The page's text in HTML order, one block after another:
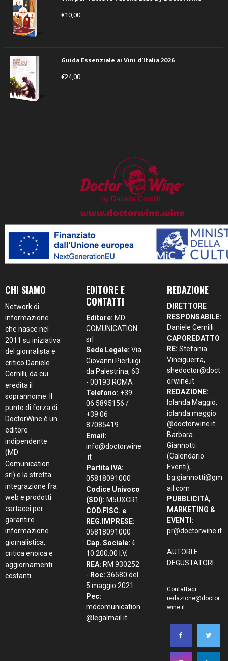
€10,00
Guida Essenziale ai Vini d’Italia 2026
€24,00
CHI SIAMO
Network di
informazione
che nasce nel
2011 su iniziativa
del giornalista e
critico Daniele
Cernilli, da cui
eredita il
soprannome. Il
punto di forza di
DoctorWine è un
editore
indipendente
(MD
Comunication
srl) e la stretta
integrazione fra
web e prodotti
cartacei per
garantire
informazione
giornalistica,
critica enoica e
aggiornamenti
costanti.
EDITORE E
CONTATTI
Editore: MD
COMUNICATION
srl
Sede Legale: Via
Giovanni Pierluigi
da Palestrina, 63
- 00193 ROMA
Telefono: +39
06 5895156 /
+39 06
87085419
Email:
info@doctorwine
.it
Partita IVA:
05818091000
Codice Univoco
(SDI): M5UXCR1
COD.FISC. e
REG.IMPRESE:
05818091000
Cap. Sociale: €.
10.200,00 I.V.
REA: RM 930252
- Roc: 36580 del
5 maggio 2021
Pec:
mdcomunication
@legalmail.it
REDAZIONE
DIRETTORE
RESPONSABILE:
Daniele Cernilli
CAPOREDATTO
RE: Stefania
Vinciguerra,
shedoctor@doct
orwine.it
REDAZIONE:
Iolanda Maggio,
iolanda.maggio
@doctorwine.it
Barbara
Giannotti
(Calendario
Eventi),
bg.giannotti@gm
ail.com
PUBBLICITÀ,
MARKETING &
EVENTI:
pr@doctorwine.it
AUTORI E
DEGUSTATORI
Contattaci:
redazione@doctor
wine.it